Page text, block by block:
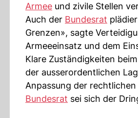
Armee und zivile Stellen
Auch der Bundesrat
Grenzen», sagte
Armeeeinsatz und dem
Klare Zuständigkeiten
der ausserordentlichen
Anpassung der
Bundesrat sei sich der